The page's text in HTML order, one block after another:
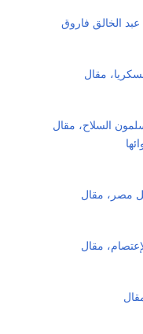
عبد الخالق فاروق
مقال
السلاح، مقال
مصر، مقال
مقال